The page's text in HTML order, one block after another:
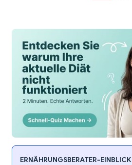
ERNÄHRUNGSBERATER-EINBLICK